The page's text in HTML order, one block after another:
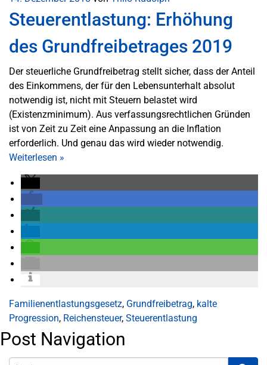
Steuerentlastung: Erhöhung
des Grundfreibetrages 2019
Der steuerliche Grundfreibetrag stellt sicher, dass der Anteil
des Einkommens, der für den Lebensunterhalt absolut
notwendig ist, nicht mit Steuern belastet wird
(Existenzminimum). Aus verfassungsrechtlichen Gründen
ist von Zeit zu Zeit eine Anpassung an die Inflation
erforderlich. Und genau das wird wieder notwendig.
Weiterlesen »
Familienentlastungsgesetz, Grundfreibetrag, kalte
Progression, Reichensteuer, Steuerentlastung
Post Navigation